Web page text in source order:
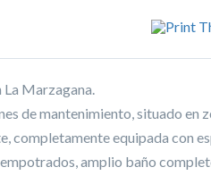
La Marzagana.
de mantenimiento, situado en
completamente equipada con
amplio baño